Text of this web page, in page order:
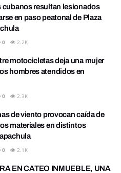
resultan lesionados
en paso peatonal de Plaza
0 2.2K
motocicletas deja una mujer
hombres atendidos en
0 2.3K
de viento provocan caída de
materiales en distintos
0 2.1K
EN CATEO INMUEBLE, UNA